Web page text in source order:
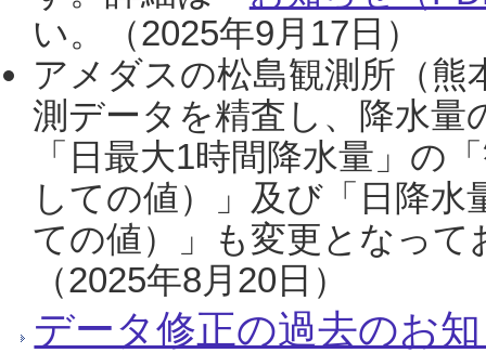
い。（2025年9月17日）
アメダスの松島観測所（熊
測データを精査し、降水
「日最大1時間降水量」の
しての値）」及び「日降
ての値）」も変更となっ
（2025年8月20日）
データ修正の過去のお